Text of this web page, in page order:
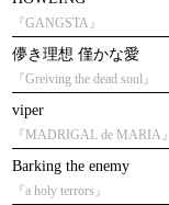
『GANGSTA』
儚き理想 僅かな愛
『Greiving the dead soul』
viper
『MADRIGAL de MARIA』
Barking the enemy
『a holy terrors』